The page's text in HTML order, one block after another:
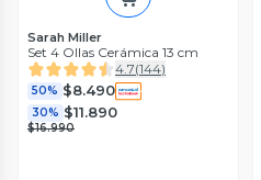
Sarah Miller
Set 4 Ollas Cerámica 13 cm
4.7(144)
50% $8.490
30% $11.890
$16.990